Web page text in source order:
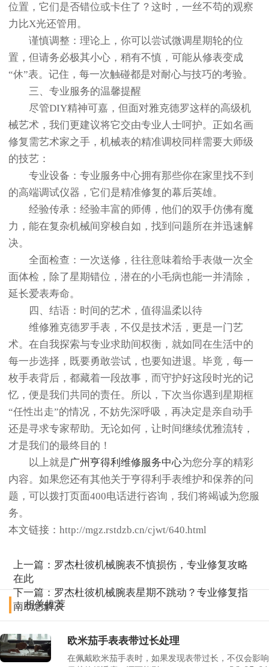
位置，它们是否错位或卡住了？这时，一丝不苟的观察
力比X光还管用。
谨慎调整：理论上，你可以尝试微调星期轮的位
置，但请务必极其小心，稍有不慎，可能从修表变成
“休”表。记住，每一次触碰都是对耐心与技巧的考验。
三、专业服务的温馨提醒
尽管DIY精神可嘉，但面对雅克德罗这样的高级机
械艺术，我们更建议将它交由专业人士呵护。正如名画
修复需艺术家之手，机械表的精准调校同样需要大师级
的技艺：
专业设备：专业服务中心拥有那些你在家里找不到
的高端调试仪器，它们是精准修复的幕后英雄。
经验传承：经验丰富的师傅，他们的双手仿佛有魔
力，能在复杂机械间穿梭自如，找到问题所在并迅速解
决。
全面检查：一次送修，往往意味着给手表做一次全
面体检，除了星期错位，潜在的小毛病也能一并清除，
延长爱表寿命。
四、结语：时间的艺术，值得温柔以待
维修雅克德罗手表，不仅是技术活，更是一门艺
术。在自我探索与专业求助间权衡，就如同在生活中的
每一步选择，既要勇敢尝试，也要知进退。毕竟，每一
枚手表背后，都藏着一段故事，而守护好这段时光的记
忆，便是我们共同的责任。所以，下次当你遇到星期框
“任性出走”的情况，不妨先深呼吸，再决定是亲自动手
还是寻求专家帮助。无论如何，让时间继续优雅流转，
才是我们的最终目的！
以上就是广州亨得利维修服务中心为您分享的精彩
内容。如果您还有其他关于亨得利手表维护和保养的问
题，可以拨打页面400电话进行咨询，我们将竭诚为您服
务。
本文链接：http://mgz.rstdzb.cn/cjwt/640.html
上一篇： 罗杰杜彼机械腕表不慎损伤，专业修复攻略
在此
下一篇： 罗杰杜彼机械腕表星期不跳动？专业修复指
南助您解决
相关推荐
欧米茄手表表带过长处理
在佩戴欧米茄手表时，如果发现表带过长，不仅会影响